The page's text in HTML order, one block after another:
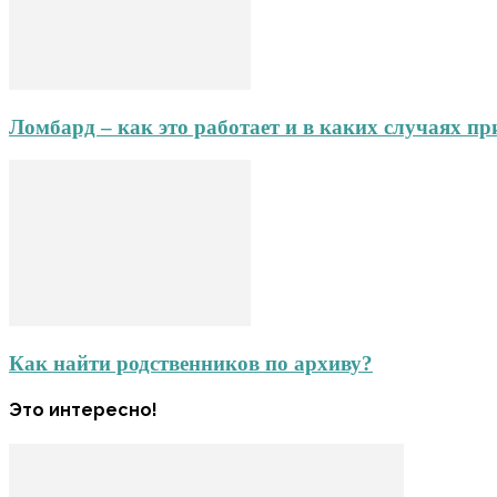
Ломбард – как это работает и в каких случаях
Как найти родственников по архиву?
Это интересно!